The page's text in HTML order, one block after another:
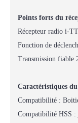
Points forts du
Récepteur radio i-
Fonction de
Transmission fiable
Caractéristiques
Compatibilité :
Compatibilité HSS :